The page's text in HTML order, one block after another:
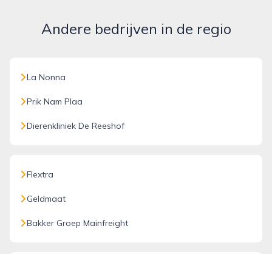
Andere bedrijven in de regio
La Nonna
Prik Nam Plaa
Dierenkliniek De Reeshof
Flextra
Geldmaat
Bakker Groep Mainfreight